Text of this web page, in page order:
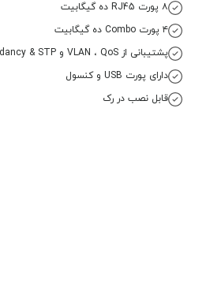
۸ پورت RJ45 ده گیگابیت
۴ پورت Combo ده گیگابیت
پشتیبانی از VLAN ، QoS و Redundancy & STP
دارای پورت USB و کنسول
قابل نصب در رک